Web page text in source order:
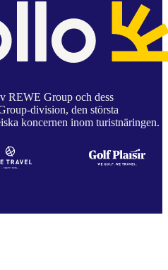
REWE Group och dess
division, den största
koncernen inom turistnäringen.